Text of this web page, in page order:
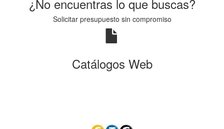
¿No encuentras lo que buscas?
Solicitar presupuesto sin compromiso
Catálogos Web